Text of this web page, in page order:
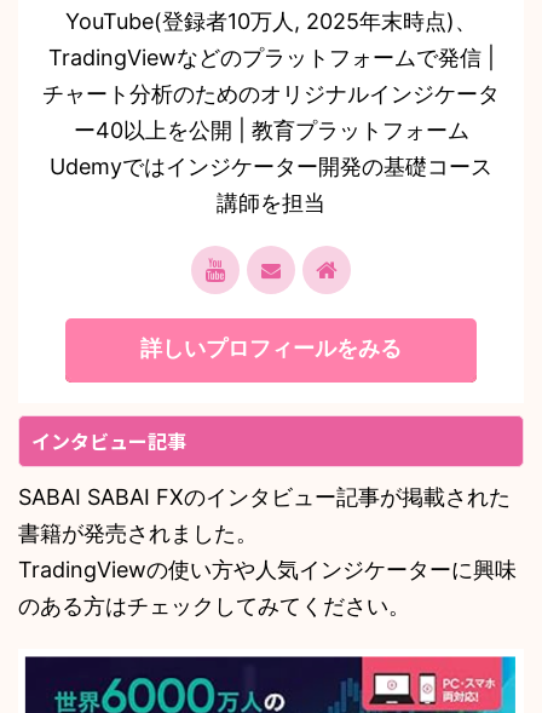
YouTube(登録者10万人, 2025年末時点)、
TradingViewなどのプラットフォームで発信 |
チャート分析のためのオリジナルインジケータ
ー40以上を公開 | 教育プラットフォーム
Udemyではインジケーター開発の基礎コース
講師を担当
詳しいプロフィールをみる
インタビュー記事
SABAI SABAI FXのインタビュー記事が掲載された
書籍が発売されました。
TradingViewの使い方や人気インジケーターに興味
のある方はチェックしてみてください。